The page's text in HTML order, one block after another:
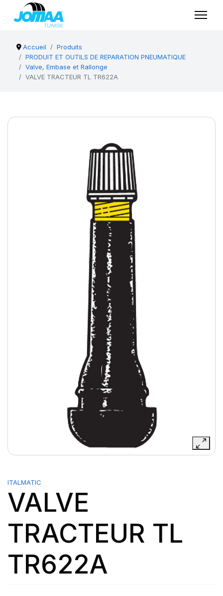
Accueil
Produits
PRODUIT ET OUTILS DE REPARATION PNEUMATIQUE
Valve, Embase et Rallonge
VALVE TRACTEUR TL TR622A
ITALMATIC
VALVE
TRACTEUR TL
TR622A